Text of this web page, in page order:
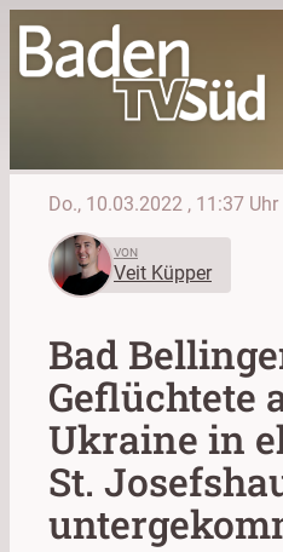
Do., 10.03.2022 , 11:37 Uhr
VON
Veit Küpper
Bad
Geflüchtete
Ukraine in
St.